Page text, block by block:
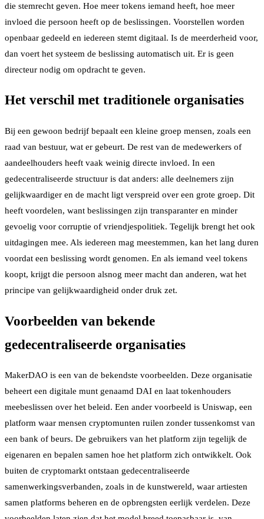
die stemrecht geven. Hoe meer tokens iemand heeft, hoe meer
invloed die persoon heeft op de beslissingen. Voorstellen worden
openbaar gedeeld en iedereen stemt digitaal. Is de meerderheid voor,
dan voert het systeem de beslissing automatisch uit. Er is geen
directeur nodig om opdracht te geven.
Het verschil met traditionele organisaties
Bij een gewoon bedrijf bepaalt een kleine groep mensen, zoals een
raad van bestuur, wat er gebeurt. De rest van de medewerkers of
aandeelhouders heeft vaak weinig directe invloed. In een
gedecentraliseerde structuur is dat anders: alle deelnemers zijn
gelijkwaardiger en de macht ligt verspreid over een grote groep. Dit
heeft voordelen, want beslissingen zijn transparanter en minder
gevoelig voor corruptie of vriendjespolitiek. Tegelijk brengt het ook
uitdagingen mee. Als iedereen mag meestemmen, kan het lang duren
voordat een beslissing wordt genomen. En als iemand veel tokens
koopt, krijgt die persoon alsnog meer macht dan anderen, wat het
principe van gelijkwaardigheid onder druk zet.
Voorbeelden van bekende
gedecentraliseerde organisaties
MakerDAO is een van de bekendste voorbeelden. Deze organisatie
beheert een digitale munt genaamd DAI en laat tokenhouders
meebeslissen over het beleid. Een ander voorbeeld is Uniswap, een
platform waar mensen cryptomunten ruilen zonder tussenkomst van
een bank of beurs. De gebruikers van het platform zijn tegelijk de
eigenaren en bepalen samen hoe het platform zich ontwikkelt. Ook
buiten de cryptomarkt ontstaan gedecentraliseerde
samenwerkingsverbanden, zoals in de kunstwereld, waar artiesten
samen platforms beheren en de opbrengsten eerlijk verdelen. Deze